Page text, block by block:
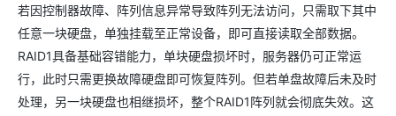
若因控制器故障、阵列信息异常导致阵列无法访问，只需取下其中
任意一块硬盘，单独挂载至正常设备，即可直接读取全部数据。
RAID1具备基础容错能力，单块硬盘损坏时，服务器仍可正常运
行，此时只需更换故障硬盘即可恢复阵列。但若单盘故障后未及时
处理，另一块硬盘也相继损坏，整个RAID1阵列就会彻底失效。这